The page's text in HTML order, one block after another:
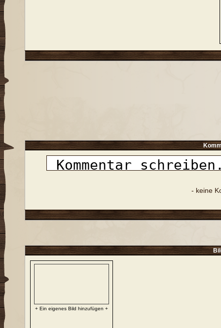
- keine
+ Ein eigenes Bild hinzufügen +